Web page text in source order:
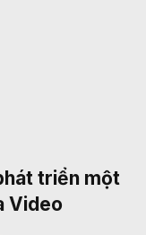
triển một
Video